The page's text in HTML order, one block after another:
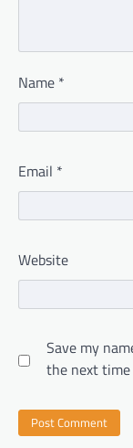
Name *
Email *
Website
Save my
the next